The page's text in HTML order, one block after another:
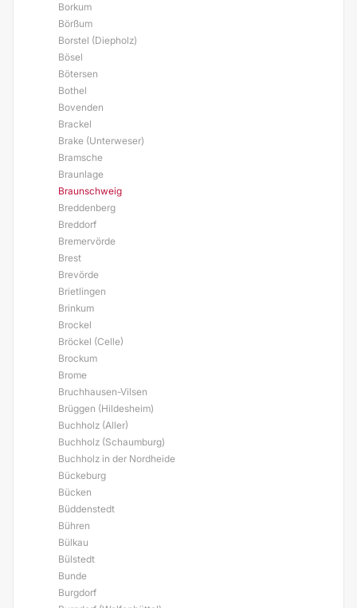
Borkum
Börßum
Borstel (Diepholz)
Bösel
Bötersen
Bothel
Bovenden
Brackel
Brake (Unterweser)
Bramsche
Braunlage
Braunschweig
Breddenberg
Breddorf
Bremervörde
Brest
Brevörde
Brietlingen
Brinkum
Brockel
Bröckel (Celle)
Brockum
Brome
Bruchhausen-Vilsen
Brüggen (Hildesheim)
Buchholz (Aller)
Buchholz (Schaumburg)
Buchholz in der Nordheide
Bückeburg
Bücken
Büddenstedt
Bühren
Bülkau
Bülstedt
Bunde
Burgdorf